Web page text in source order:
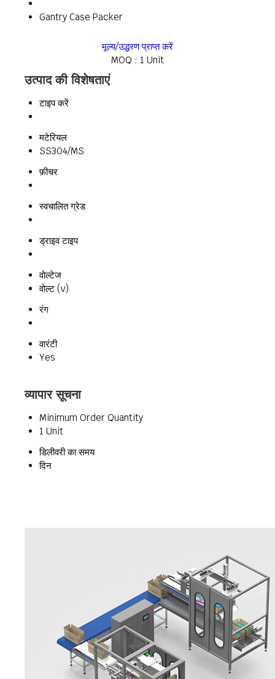
Gantry Case Packer
मूल्य/उद्धरण प्राप्त करें
MOQ : 1 Unit
उत्पाद की विशेषताएं
टाइप करें
मटेरियल
SS304/MS
फ़ीचर
स्वचालित ग्रेड
ड्राइव टाइप
वोल्टेज
वोल्ट (v)
रंग
वारंटी
Yes
व्यापार सूचना
Minimum Order Quantity
1 Unit
डिलीवरी का समय
दिन